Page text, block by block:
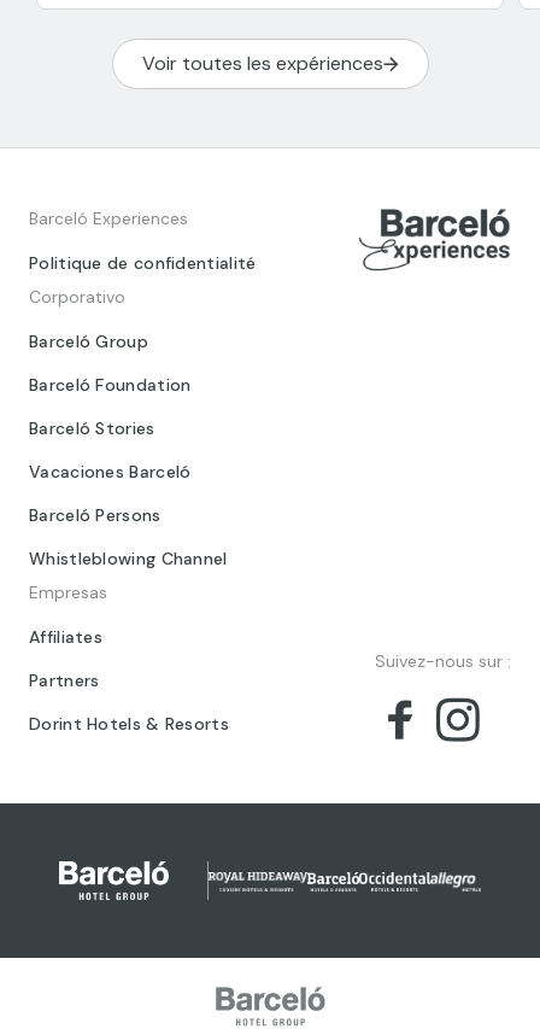
Voir toutes les expériences
Barceló Experiences
Politique de confidentialité
Corporativo
Barceló Group
Barceló Foundation
Barceló Stories
Vacaciones Barceló
Barceló Persons
Whistleblowing Channel
Empresas
Affiliates
Partners
Dorint Hotels & Resorts
Suivez-nous sur :